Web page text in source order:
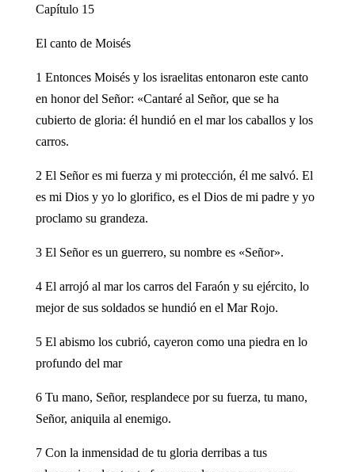
Capítulo 15
El canto de Moisés
1 Entonces Moisés y los israelitas entonaron este canto
en honor del Señor: «Cantaré al Señor, que se ha
cubierto de gloria: él hundió en el mar los caballos y los
carros.
2 El Señor es mi fuerza y mi protección, él me salvó. El
es mi Dios y yo lo glorifico, es el Dios de mi padre y yo
proclamo su grandeza.
3 El Señor es un guerrero, su nombre es «Señor».
4 El arrojó al mar los carros del Faraón y su ejército, lo
mejor de sus soldados se hundió en el Mar Rojo.
5 El abismo los cubrió, cayeron como una piedra en lo
profundo del mar
6 Tu mano, Señor, resplandece por su fuerza, tu mano,
Señor, aniquila al enemigo.
7 Con la inmensidad de tu gloria derribas a tus